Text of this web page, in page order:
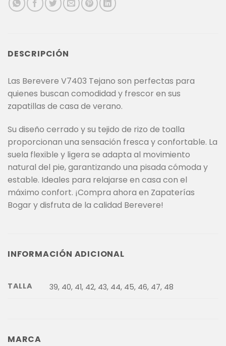
DESCRIPCIÓN
Las Berevere V7403 Tejano son perfectas para
quienes buscan comodidad y frescor en sus
zapatillas de casa de verano.
Su diseño cerrado y su tejido de rizo de toalla
proporcionan una sensación fresca y confortable. La
suela flexible y ligera se adapta al movimiento
natural del pie, garantizando una pisada cómoda y
estable. Ideales para relajarse en casa con el
máximo confort. ¡Compra ahora en Zapaterías
Bogar y disfruta de la calidad Berevere!
INFORMACIÓN ADICIONAL
TALLA 39, 40, 41, 42, 43, 44, 45, 46, 47, 48
MARCA